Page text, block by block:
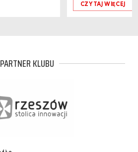
CZYTAJ WIĘCEJ
PARTNER KLUBU